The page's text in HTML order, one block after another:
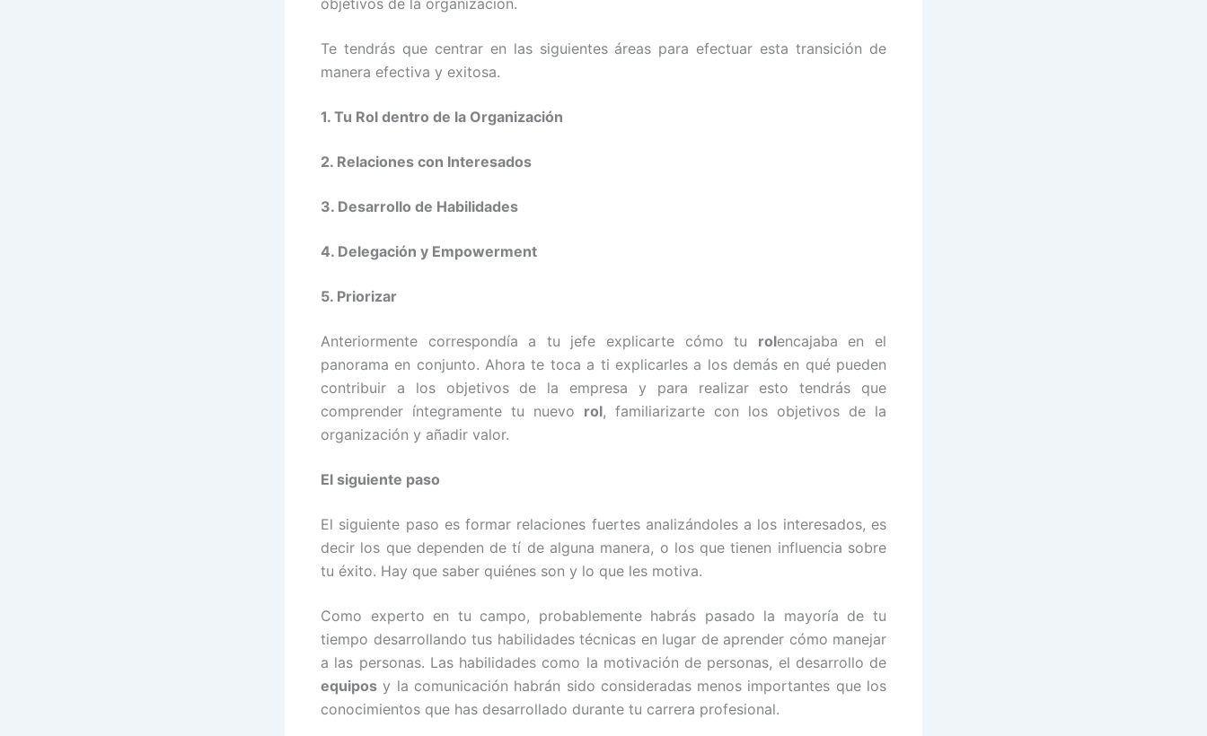
Te tendrás que centrar en las siguientes áreas para efectuar esta transición de
manera efectiva y exitosa.
1. Tu Rol dentro de la Organización
2. Relaciones con Interesados
3. Desarrollo de Habilidades
4. Delegación y Empowerment
5. Priorizar
Anteriormente correspondía a tu jefe explicarte cómo tu rolencajaba en el
panorama en conjunto. Ahora te toca a ti explicarles a los demás en qué pueden
contribuir a los objetivos de la empresa y para realizar esto tendrás que
comprender íntegramente tu nuevo rol, familiarizarte con los objetivos de la
organización y añadir valor.
El siguiente paso
El siguiente paso es formar relaciones fuertes analizándoles a los interesados, es
decir los que dependen de tí de alguna manera, o los que tienen influencia sobre
tu éxito. Hay que saber quiénes son y lo que les motiva.
Como experto en tu campo, probablemente habrás pasado la mayoría de tu
tiempo desarrollando tus habilidades técnicas en lugar de aprender cómo manejar
a las personas. Las habilidades como la motivación de personas, el desarrollo de
equipos y la comunicación habrán sido consideradas menos importantes que los
conocimientos que has desarrollado durante tu carrera profesional.